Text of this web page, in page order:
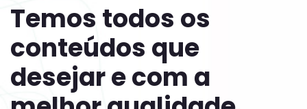
Temos todos os
conteúdos que
desejar e com a